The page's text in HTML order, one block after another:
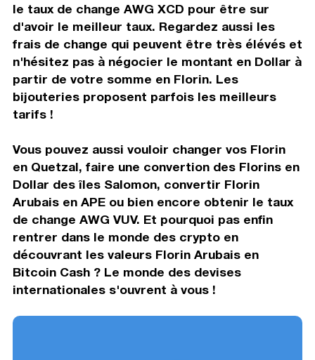
le taux de change AWG XCD pour être sur
d'avoir le meilleur taux. Regardez aussi les
frais de change qui peuvent être très élévés et
n'hésitez pas à négocier le montant en Dollar à
partir de votre somme en Florin. Les
bijouteries proposent parfois les meilleurs
tarifs !
Vous pouvez aussi vouloir changer vos Florin
en Quetzal, faire une convertion des Florins en
Dollar des îles Salomon, convertir Florin
Arubais en APE ou bien encore obtenir le taux
de change AWG VUV. Et pourquoi pas enfin
rentrer dans le monde des crypto en
découvrant les valeurs Florin Arubais en
Bitcoin Cash ? Le monde des devises
internationales s'ouvrent à vous !